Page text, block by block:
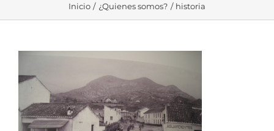
Inicio ¿Quienes somos? historia